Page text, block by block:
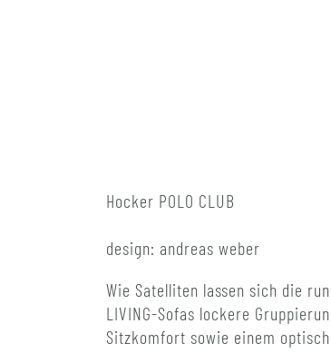
Hocker POLO CLUB
design: andreas weber
Wie Satelliten lassen sich die
LIVING-Sofas lockere
Sitzkomfort sowie einem